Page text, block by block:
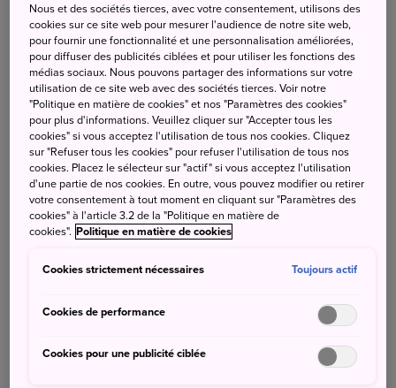
Nous ne serons pas en mesure de traiter les demandes
d'envoi de brochures pendant cette période mais pour
toute demande de renseignements, nous restons
joignablesvia notre formulaire de contact.
Nous vous remercions pour votre compréhension.
Rechercher
Jeu-concours (19)
Nous et des sociétés tierces, avec votre consentement, utilisons des
cookies sur ce site web pour mesurer l'audience de notre site web,
pour fournir une fonctionnalité et une personnalisation améliorées,
pour diffuser des publicités ciblées et pour utiliser les fonctions des
médias sociaux. Nous pouvons partager des informations sur votre
utilisation de ce site web avec des sociétés tierces. Voir notre
"Politique en matière de cookies" et nos "Paramètres des cookies"
pour plus d'informations. Veuillez cliquer sur "Accepter tous les
cookies" si vous acceptez l'utilisation de tous nos cookies. Cliquez
sur "Refuser tous les cookies" pour refuser l'utilisation de tous nos
cookies. Placez le sélecteur sur "actif" si vous acceptez l'utilisation
d'une partie de nos cookies. En outre, vous pouvez modifier ou retirer
votre consentement à tout moment en cliquant sur "Paramètres des
cookies" à l'article 3.2 de la "Politique en matière de
cookies". Politique en matière de cookies
Cookies strictement nécessaires Toujours actif
Cookies de performance
Cookies pour une publicité ciblée